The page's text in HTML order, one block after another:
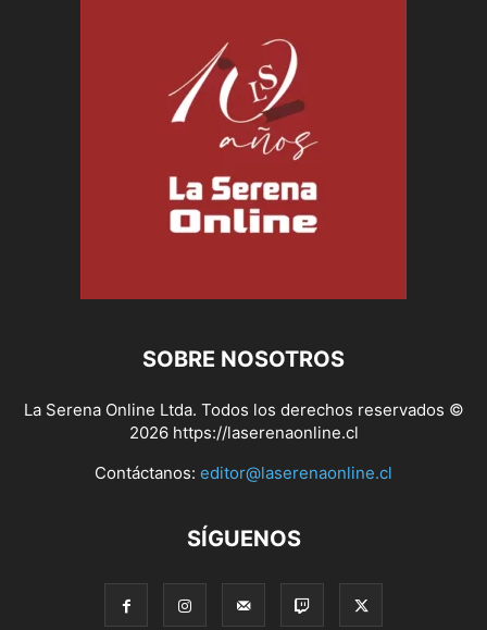
SOBRE NOSOTROS
La Serena Online Ltda. Todos los derechos reservados ©
2026 https://laserenaonline.cl
Contáctanos: editor@laserenaonline.cl
SÍGUENOS